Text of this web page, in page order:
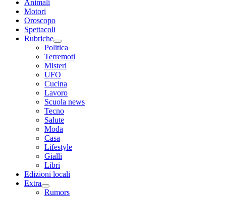
Animali
Motori
Oroscopo
Spettacoli
Rubriche
Politica
Terremoti
Misteri
UFO
Cucina
Lavoro
Scuola news
Tecno
Salute
Moda
Casa
Lifestyle
Gialli
Libri
Edizioni locali
Extra
Rumors